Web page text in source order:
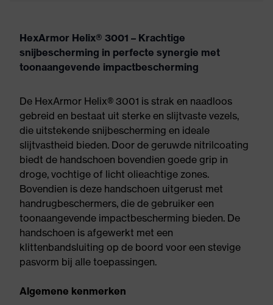
HexArmor Helix® 3001 – Krachtige
snijbescherming in perfecte synergie met
toonaangevende impactbescherming
De HexArmor Helix® 3001 is strak en naadloos
gebreid en bestaat uit sterke en slijtvaste vezels,
die uitstekende snijbescherming en ideale
slijtvastheid bieden. Door de geruwde nitrilcoating
biedt de handschoen bovendien goede grip in
droge, vochtige of licht olieachtige zones.
Bovendien is deze handschoen uitgerust met
handrugbeschermers, die de gebruiker een
toonaangevende impactbescherming bieden. De
handschoen is afgewerkt met een
klittenbandsluiting op de boord voor een stevige
pasvorm bij alle toepassingen.
Algemene kenmerken